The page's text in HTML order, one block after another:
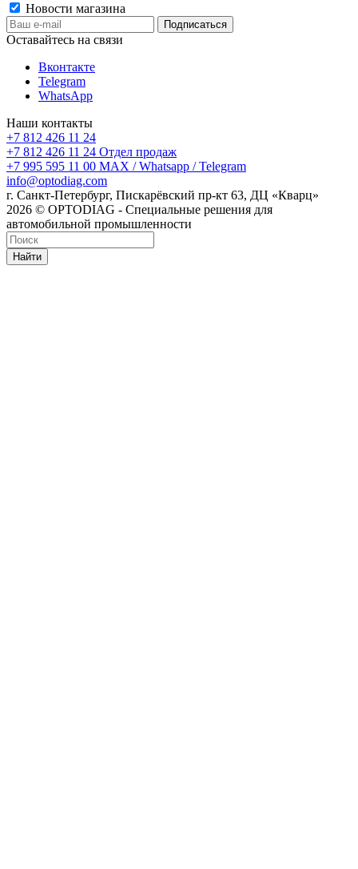
Новости магазина
Оставайтесь на связи
Вконтакте
Telegram
WhatsApp
Наши контакты
+7 812 426 11 24
+7 812 426 11 24 Отдел продаж
+7 995 595 11 00 MAX / Whatsapp / Telegram
info@optodiag.com
г. Санкт-Петербург, Пискарёвский пр-кт 63, ДЦ «Кварц»
2026 © OPTODIAG - Специальные решения для
автомобильной промышленности
Найти